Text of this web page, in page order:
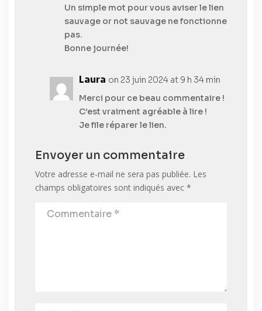
Un simple mot pour vous aviser le lien
sauvage or not sauvage ne fonctionne
pas.
Bonne journée!
Laura on 23 juin 2024 at 9 h 34 min
Merci pour ce beau commentaire !
C’est vraiment agréable à lire !
Je file réparer le lien.
Envoyer un commentaire
Votre adresse e-mail ne sera pas publiée. Les
champs obligatoires sont indiqués avec *